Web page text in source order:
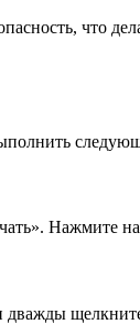
что
Нажмите